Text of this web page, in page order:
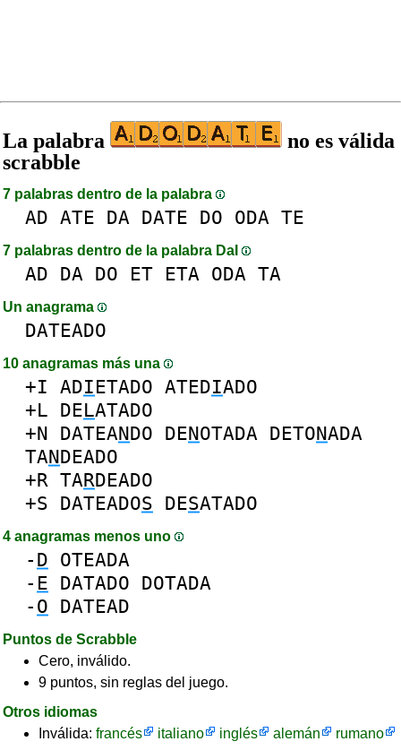
La palabra
no es válida
scrabble
7 palabras dentro de la palabra
AD ATE DA DATE DO ODA TE
7 palabras dentro de la palabra DaI
AD DA DO ET ETA ODA TA
Un anagrama
DATEADO
10 anagramas más una
+I ADIETADO ATEDIADO
+L DELATADO
+N DATEANDO DENOTADA DETONADA
TANDEADO
+R TARDEADO
+S DATEADOS DESATADO
4 anagramas menos uno
- D OTEADA
- E DATADO DOTADA
- O DATEAD
Puntos de Scrabble
Cero, inválido.
9 puntos, sin reglas del juego.
Otros idiomas
Inválida: francés italiano inglés alemán
rumano